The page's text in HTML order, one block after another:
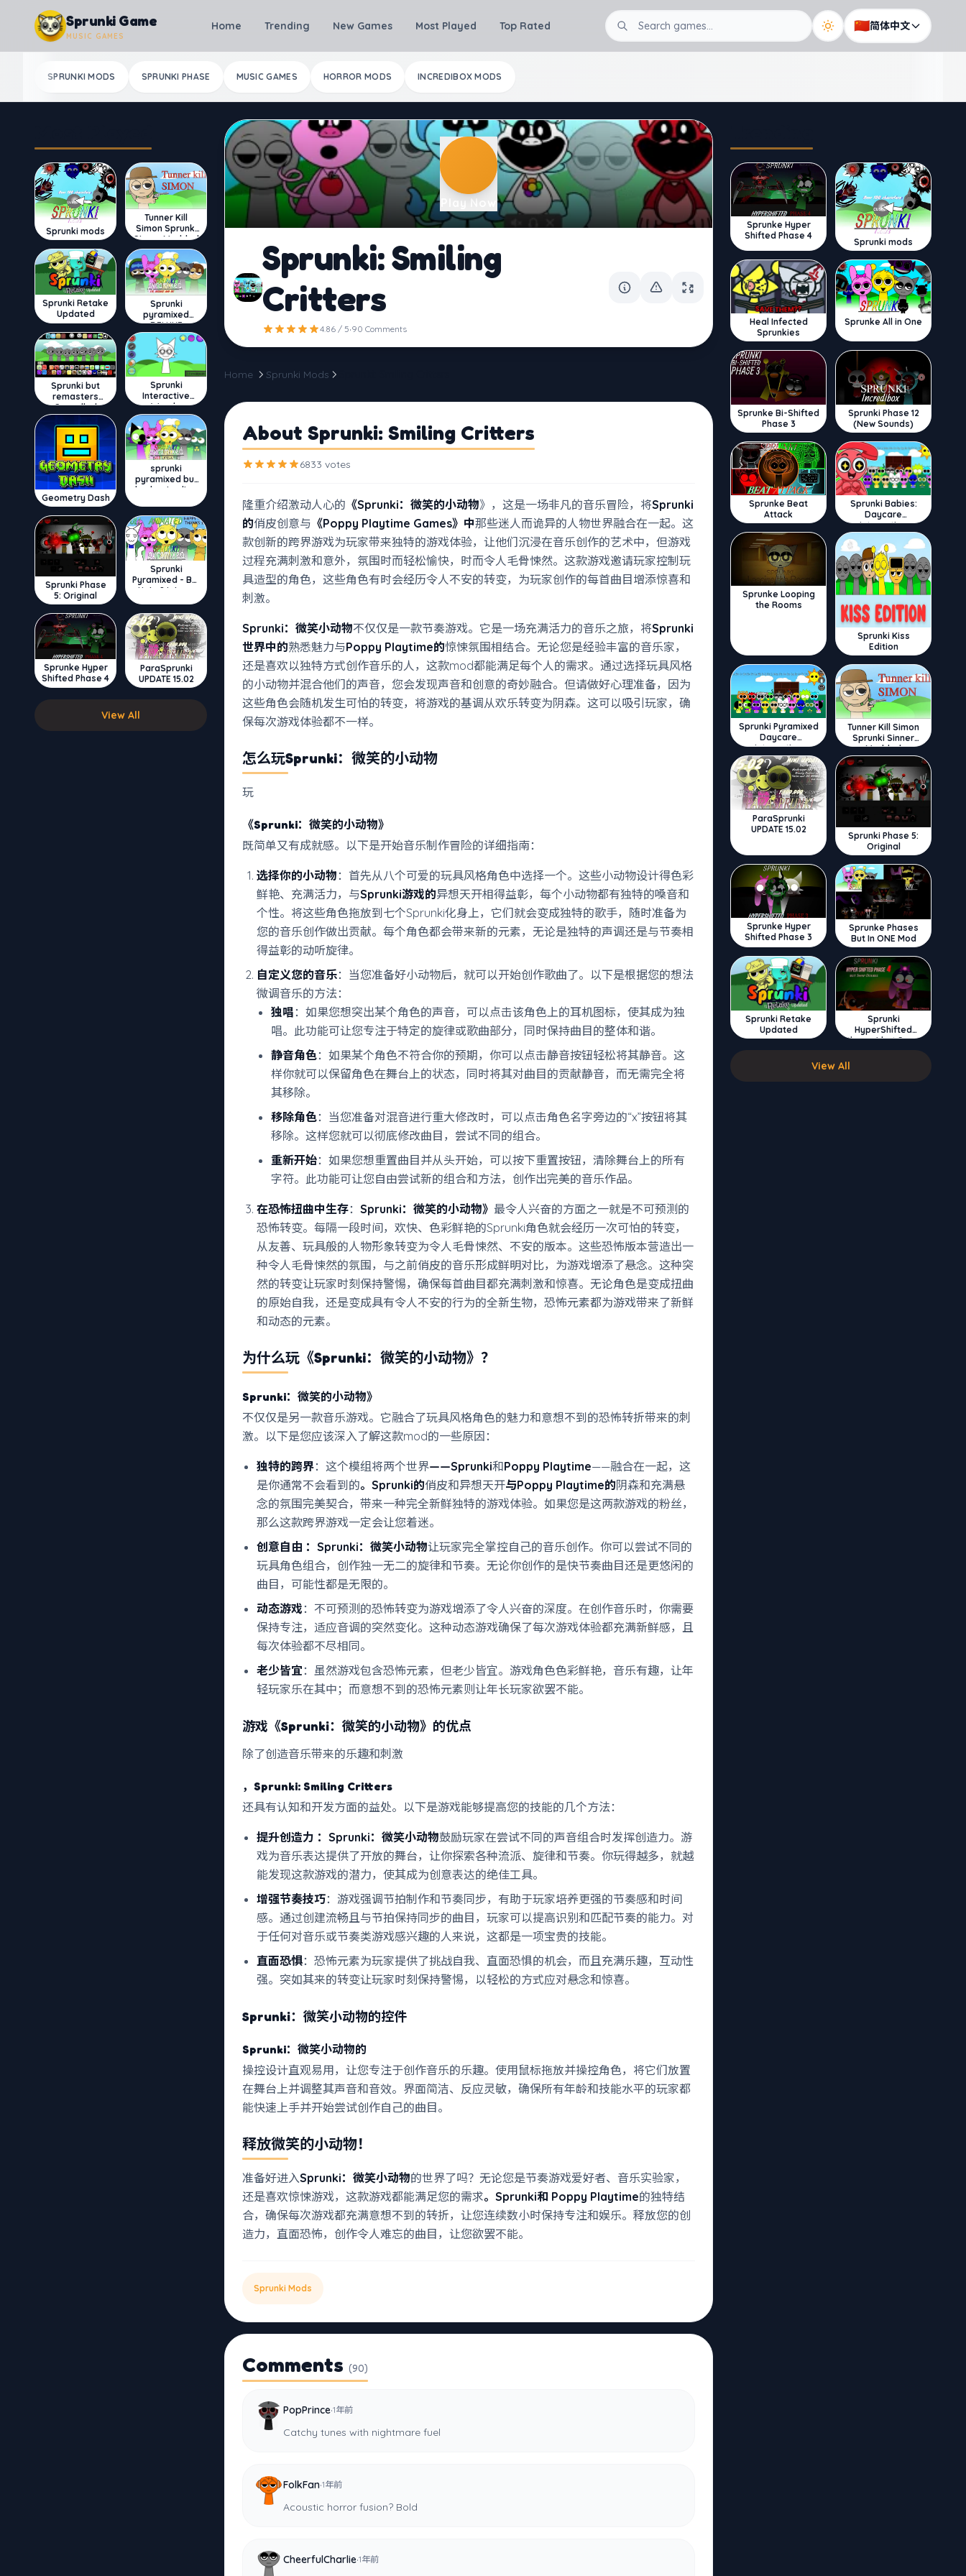
Skip to content
Sprunki Game
MUSIC GAMES
Home Trending New Games Most Played Top Rated 🇨🇳简体中文
SPRUNKI MODS SPRUNKI PHASE MUSIC GAMES HORROR MODS INCREDIBOX MODS
Sprunki mods
Tunner Kill
Simon Sprunki
Sinner Modded
Sprunki Retake
Updated
Sprunki
pyramixed
DELUXE
Sprunki but
remasters
Cancelled
Sprunki
Interactive
Wenda
Geometry Dash
sprunki
pyramixed but
broker is alive
Sprunki Phase
5: Original
Sprunki
Pyramixed - But
Upin & Ipin oc
Sprunke Hyper
Shifted Phase 4
ParaSprunki
UPDATE 15.02
View All
Play Now
Sprunki: Smiling
Critters
4.86 / 5·90 Comments
Home Sprunki Mods
About Sprunki: Smiling Critters
6833 votes
隆重介绍激动人心的 《Sprunki：微笑的小动物》，这是一场非凡的音乐冒险，将Sprunki
的俏皮创意与 《Poppy Playtime Games》中那些迷人而诡异的人物世界融合在一起。这
款创新的跨界游戏为玩家带来独特的游戏体验，让他们沉浸在音乐创作的艺术中，但游戏
过程充满刺激和意外，氛围时而轻松愉快，时而令人毛骨悚然。这款游戏邀请玩家控制玩
具造型的角色，这些角色有时会经历令人不安的转变，为玩家创作的每首曲目增添惊喜和
刺激。
Sprunki：微笑小动物不仅仅是一款节奏游戏。它是一场充满活力的音乐之旅，将Sprunki
世界中的熟悉魅力与Poppy Playtime的惊悚氛围相结合。无论您是经验丰富的音乐家，
还是喜欢以独特方式创作音乐的人，这款mod都能满足每个人的需求。通过选择玩具风格
的小动物并混合他们的声音，您会发现声音和创意的奇妙融合。但请做好心理准备，因为
这些角色会随机发生可怕的转变，将游戏的基调从欢乐转变为阴森。这可以吸引玩家，确
保每次游戏体验都不一样。
怎么玩Sprunki：微笑的小动物
玩
《Sprunki：微笑的小动物》
既简单又有成就感。以下是开始音乐制作冒险的详细指南：
选择你的小动物 ：首先从八个可爱的玩具风格角色中选择一个。这些小动物设计得色彩
鲜艳、充满活力，与Sprunki游戏的异想天开相得益彰，每个小动物都有独特的嗓音和
个性。将这些角色拖放到七个Sprunki化身上，它们就会变成独特的歌手，随时准备为
您的音乐创作做出贡献。每个角色都会带来新的元素，无论是独特的声调还是与节奏相
得益彰的动听旋律。
自定义您的音乐：当您准备好小动物后，就可以开始创作歌曲了。以下是根据您的想法
微调音乐的方法：
独唱 ：如果您想突出某个角色的声音，可以点击该角色上的耳机图标，使其成为独
唱。此功能可让您专注于特定的旋律或歌曲部分，同时保持曲目的整体和谐。
静音角色：如果某个角色不符合你的预期，你可以点击静音按钮轻松将其静音。这
样你就可以保留角色在舞台上的状态，同时将其对曲目的贡献静音，而无需完全将
其移除。
移除角色：当您准备对混音进行重大修改时，可以点击角色名字旁边的“x”按钮将其
移除。这样您就可以彻底修改曲目，尝试不同的组合。
重新开始：如果您想重置曲目并从头开始，可以按下重置按钮，清除舞台上的所有
字符。此功能可让您自由尝试新的组合和方法，创作出完美的音乐作品。
在恐怖扭曲中生存： Sprunki：微笑的小动物》 最令人兴奋的方面之一就是不可预测的
恐怖转变。每隔一段时间，欢快、色彩鲜艳的Sprunki角色就会经历一次可怕的转变，
从友善、玩具般的人物形象转变为令人毛骨悚然、不安的版本。这些恐怖版本营造出一
种令人毛骨悚然的氛围，与之前俏皮的音乐形成鲜明对比，为游戏增添了悬念。这种突
然的转变让玩家时刻保持警惕，确保每首曲目都充满刺激和惊喜。无论角色是变成扭曲
的原始自我，还是变成具有令人不安的行为的全新生物，恐怖元素都为游戏带来了新鲜
和动态的元素。
为什么玩 《Sprunki：微笑的小动物》？
Sprunki：微笑的小动物》
不仅仅是另一款音乐游戏。它融合了玩具风格角色的魅力和意想不到的恐怖转折带来的刺
激。以下是您应该深入了解这款mod的一些原因：
独特的跨界：这个模组将两个世界——Sprunki和Poppy Playtime——融合在一起，这
是你通常不会看到的。Sprunki的俏皮和异想天开与Poppy Playtime的阴森和充满悬
念的氛围完美契合，带来一种完全新鲜独特的游戏体验。如果您是这两款游戏的粉丝，
那么这款跨界游戏一定会让您着迷。
创意自由 ：Sprunki：微笑小动物让玩家完全掌控自己的音乐创作。你可以尝试不同的
玩具角色组合，创作独一无二的旋律和节奏。无论你创作的是快节奏曲目还是更悠闲的
曲目，可能性都是无限的。
动态游戏 ：不可预测的恐怖转变为游戏增添了令人兴奋的深度。在创作音乐时，你需要
保持专注，适应音调的突然变化。这种动态游戏确保了每次游戏体验都充满新鲜感，且
每次体验都不尽相同。
老少皆宜 ：虽然游戏包含恐怖元素，但老少皆宜。游戏角色色彩鲜艳，音乐有趣，让年
轻玩家乐在其中；而意想不到的恐怖元素则让年长玩家欲罢不能。
游戏《Sprunki：微笑的小动物》 的优点
除了创造音乐带来的乐趣和刺激
，Sprunki: Smiling Critters
还具有认知和开发方面的益处。以下是游戏能够提高您的技能的几个方法：
提升创造力 ：Sprunki：微笑小动物鼓励玩家在尝试不同的声音组合时发挥创造力。游
戏为音乐表达提供了开放的舞台，让你探索各种流派、旋律和节奏。你玩得越多，就越
能发现这款游戏的潜力，使其成为创意表达的绝佳工具。
增强节奏技巧：游戏强调节拍制作和节奏同步，有助于玩家培养更强的节奏感和时间
感。通过创建流畅且与节拍保持同步的曲目，玩家可以提高识别和匹配节奏的能力。对
于任何对音乐或节奏类游戏感兴趣的人来说，这都是一项宝贵的技能。
直面恐惧：恐怖元素为玩家提供了挑战自我、直面恐惧的机会，而且充满乐趣，互动性
强。突如其来的转变让玩家时刻保持警惕，以轻松的方式应对悬念和惊喜。
Sprunki：微笑小动物的控件
Sprunki：微笑小动物的
操控设计直观易用，让您专注于创作音乐的乐趣。使用鼠标拖放并操控角色，将它们放置
在舞台上并调整其声音和音效。界面简洁、反应灵敏，确保所有年龄和技能水平的玩家都
能快速上手并开始尝试创作自己的曲目。
释放微笑的小动物！
准备好进入Sprunki：微笑小动物的世界了吗？无论您是节奏游戏爱好者、音乐实验家，
还是喜欢惊悚游戏，这款游戏都能满足您的需求。Sprunki和 Poppy Playtime的独特结
合，确保每次游戏都充满意想不到的转折，让您连续数小时保持专注和娱乐。释放您的创
造力，直面恐怖，创作令人难忘的曲目，让您欲罢不能。
Sprunki Mods
Comments (90)
PopPrince·1年前
Catchy tunes with nightmare fuel
FolkFan·1年前
Acoustic horror fusion? Bold
CheerfulCharlie·1年前
Sprunke Hyper
Shifted Phase 4
Sprunki mods
Heal Infected
Sprunkies
Sprunke All in One
Sprunke Bi-Shifted
Phase 3
Sprunki Phase 12
(New Sounds)
Sprunke Beat
Attack
Sprunki Babies:
Daycare
Interactive
Sprunke Looping
the Rooms
Sprunki Kiss
Edition
Sprunki Pyramixed
Daycare
Interactive
Tunner Kill Simon
Sprunki Sinner
Modded
ParaSprunki
UPDATE 15.02
Sprunki Phase 5:
Original
Sprunke Hyper
Shifted Phase 3
Sprunke Phases
But In ONE Mod
Sprunki Retake
Updated
Sprunki
HyperShifted
Phase 4 but Swap
Double
View All